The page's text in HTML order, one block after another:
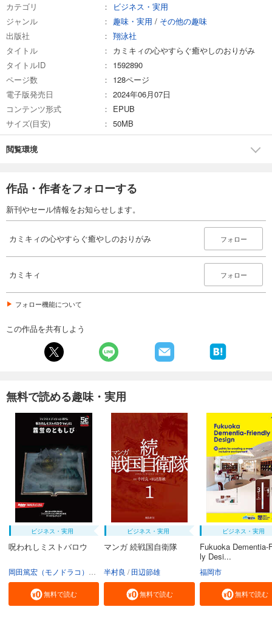
□かわいいおりがみ作品を折ってみたい
□カミキィさんの作品が好き！
●著者プロフィール
カミキィ（kamikey）
札幌在住のおりがみ作家。2015年よりYouTubeを開始。元ハンドメイド
作家としてのセンスを生かした世界観と、「当初は折り鶴しか作ったこ
とがなかった」という経歴から生まれた初心者にもわかりやすい動画で
人気に。2024年現在、チャンネル登録者数は20万人を超える。Instagram
などのSNSや雑誌で創作おりがみを発信中。著書に『カミキィの季節の
おりがみ』『カミキィの〈かわいい・楽しい〉どうぶつおりがみ』（と
もに日本文芸社刊）などがあり、総発行部数は30万部を超える。
おりがみを折る作業には集中力が必要なので、リラクゼーションやスト
レス軽減を求める方にもおすすめです。なるべく簡単なもので達成感を
味わっていただきつつ「心が落ち着く」につながる作品をご提案してい
ますので、ぜひご覧になってみてください。
●担当編集より
我が子が通う学童でもカミキィさん作品は大人気。休日子どもといっし
ょに折ることもあるのですが、いつしか夢中になっているのは親である
ワタシ……。完成したときの達成感、誰かに見せたくなる充実感。イラ
イラした気持ちもおさまります。ぜひみなさんにも味わっていただきた
いと思います。
※本電子書籍は同名出版物を底本として作成しました。記載内容は印刷出
版当時のものです。
※印刷出版再現のため電子書籍としては不要な情報を含んでいる場合があ
い。
※プレビューにてお手持ちの電子端末での表示状態をご確認の上、商品を
お買い求めください。
カテゴリ
ビジネス・実用
ジャンル
趣味・実用 / その他の趣味
出版社
翔泳社
タイトル
カミキィの心やすらぐ癒やしのおりがみ
タイトルID
1592890
ページ数
128ページ
電子版発売日
2024年06月07日
コンテンツ形式
EPUB
サイズ(目安)
50MB
閲覧環境
作品・作者をフォローする
新刊やセール情報をお知らせします。
カミキィの心やすらぐ癒やしのおりがみ フォロー
カミキィ フォロー
フォロー機能について
この作品を共有しよう
無料で読める趣味・実用
ビジネス・実用
呪われしミストバロウ
宮﨑樹
無料で読む
ビジネス・実用
マンガ 続戦国自衛隊
半村良 田辺節雄
無料で読む
ビジネス・実用
Fukuoka Dementia-
ly Desi...
福岡市
無料で読む